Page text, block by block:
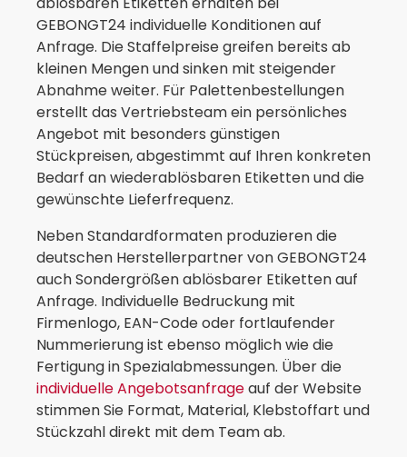
GEBONGT24 individuelle Konditionen auf
Anfrage. Die Staffelpreise greifen bereits ab
kleinen Mengen und sinken mit steigender
Abnahme weiter. Für Palettenbestellungen
erstellt das Vertriebsteam ein persönliches
Angebot mit besonders günstigen
Stückpreisen, abgestimmt auf Ihren konkreten
Bedarf an wiederablösbaren Etiketten und die
gewünschte Lieferfrequenz.
Neben Standardformaten produzieren die
deutschen Herstellerpartner von GEBONGT24
auch Sondergrößen ablösbarer Etiketten auf
Anfrage. Individuelle Bedruckung mit
Firmenlogo, EAN-Code oder fortlaufender
Nummerierung ist ebenso möglich wie die
Fertigung in Spezialabmessungen. Über die
individuelle Angebotsanfrageauf der Website
stimmen Sie Format, Material, Klebstoffart und
Stückzahl direkt mit dem Team ab.